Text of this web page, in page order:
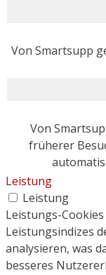
Von Smartsupp
Von
früherer
Leistung
Leistung
Leistungs-
Leistungsindizes
analysieren, was
besseres